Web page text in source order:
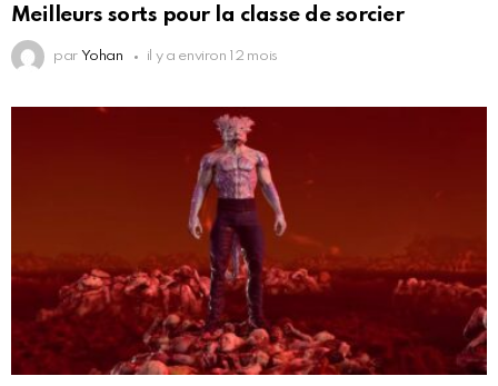
Meilleurs sorts pour la classe de sorcier
par Yohan il y a environ 12 mois